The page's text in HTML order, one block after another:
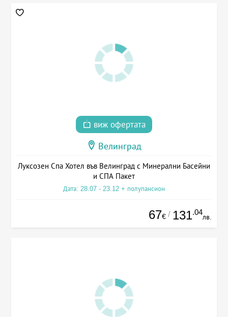
виж офертата
Велинград
Луксозен Спа Хотел във Велинград с Минерални Басейни
и СПА Пакет
Дата: 28.07 - 23.12 + полупансион
67€ / 131.04
лв.